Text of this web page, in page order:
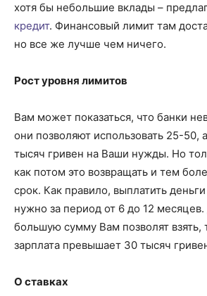
хотя бы небольшие вклады –
кредит. Финансовый лимит там
но все же лучше чем ничего.
Рост уровня лимитов
Вам может показаться, что банки
они позволяют использовать 25-50,
тысяч гривен на Ваши нужды. Но
как потом это возвращать и тем
срок. Как правило, выплатить
нужно за период от 6 до 12
большую сумму Вам позволят взять,
зарплата превышает 30 тысяч
О ставках